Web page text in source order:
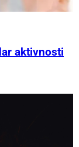
aktivnosti